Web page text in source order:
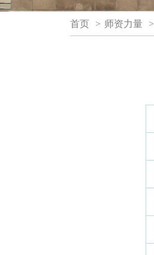
首页 > 师资力量 >